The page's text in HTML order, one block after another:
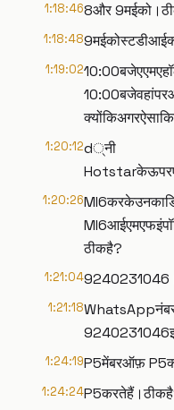
1:18:468और
1:18:48
1:19:02
1:20:12d्नी
1:20:26
ठीकहै?
1:21:04
1:21:18
1:24:19P5मेंबरऑफ़
1:24:24